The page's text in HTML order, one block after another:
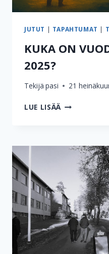
JUTUT | TAPAHTUMAT |
KUKA ON
2025?
Tekijä pasi 21
LUE LISÄÄ KUKA
2025?